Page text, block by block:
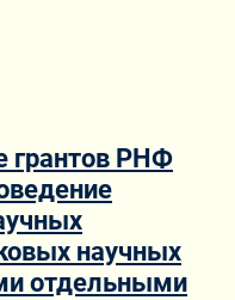
грантов РНФ
научных
отдельными